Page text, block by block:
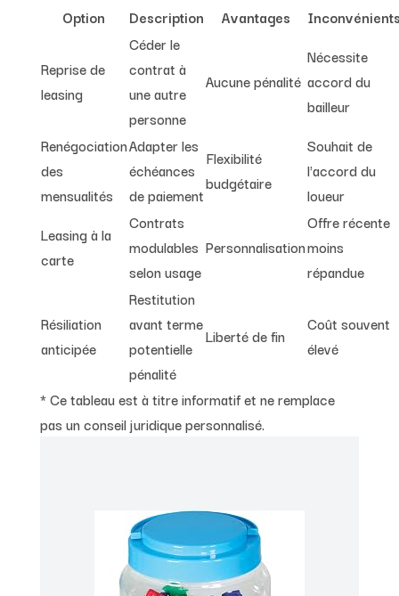
Option
Description Avantages
Reprise de
leasing
Céder le
contrat à
une autre
personne
Aucune pénalité
Nécessite
accord du
bailleur
Renégociation
des
mensualités
Adapter les
échéances
de paiement
Flexibilité
budgétaire
Souhait de
l'accord du
loueur
Leasing à la
carte
Contrats
modulables
selon usage
Personnalisation
Offre récente
moins
répandue
Résiliation
anticipée
Restitution
avant terme
potentielle
pénalité
Liberté de fin
Coût souvent
élevé
* Ce tableau est à titre informatif et ne remplace
pas un conseil juridique personnalisé.